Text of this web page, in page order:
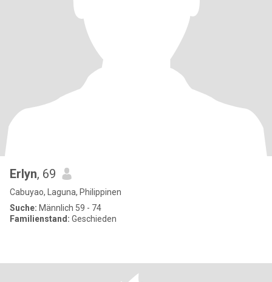
Erlyn, 69
Cabuyao, Laguna, Philippinen
Suche: Männlich 59 - 74
Familienstand: Geschieden